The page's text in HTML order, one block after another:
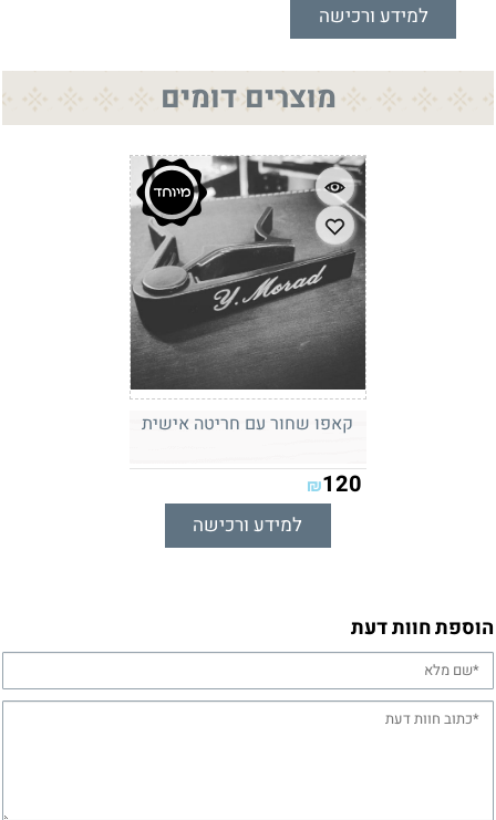
למידע ורכישה
מוצרים דומים
קאפו שחור עם חריטה אישית
₪120
למידע ורכישה
הוספת חוות דעת